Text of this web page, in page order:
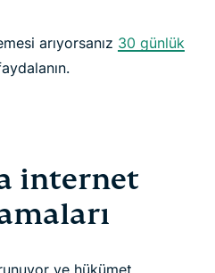
arıyorsanız 30 günlük
internet